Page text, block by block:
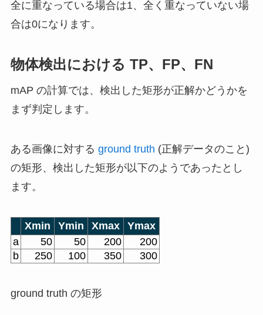
全に重なっている場合は1、全く重なっていない場
合は0になります。
物体検出における TP、FP、FN
mAP の計算では、検出した矩形が正解かどうかを
まず判定します。
ある画像に対する ground truth (正解データのこと)
の矩形、検出した矩形が以下のようであったとし
ます。
Xmin Ymin Xmax
Ymax
a
50 50 200
200
b
250 100 350 300
ground truth の矩形